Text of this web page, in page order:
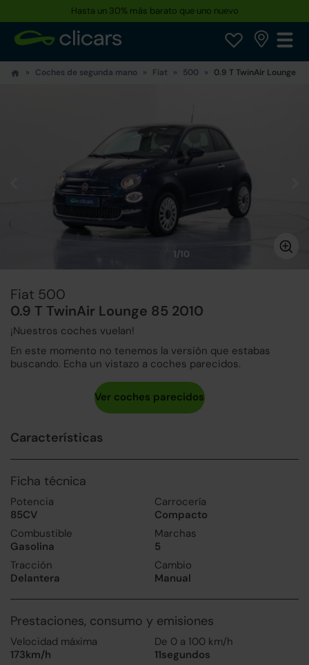
Hasta un 30% más barato que uno nuevo
Coches de segunda mano Fiat 500 0.9 T TwinAir Lounge 85
1/10
Fiat 500
0.9 T TwinAir Lounge 85 2010
¡Nuestros coches vuelan!
En este momento no tenemos la versión que estabas
buscando. Echa un vistazo a coches parecidos.
Características
Ficha técnica
Potencia
85CV
Carrocería
Compacto
Combustible
Gasolina
Marchas
5
Tracción
Delantera
Cambio
Manual
Prestaciones, consumo y emisiones
Velocidad máxima
173km/h
De 0 a 100 km/h
11segundos